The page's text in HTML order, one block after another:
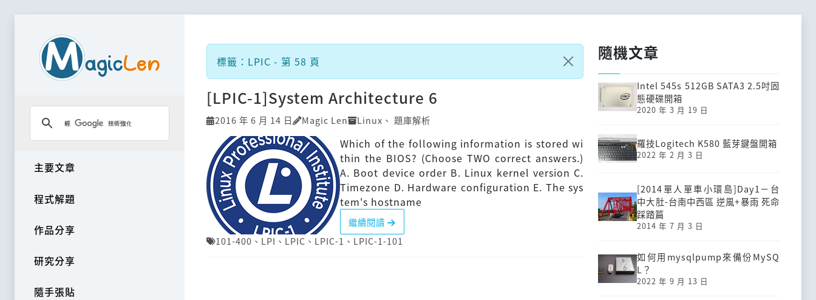
主要文章
程式解題
作品分享
研究分享
隨手張貼
標籤：LPIC - 第 58 頁
[LPIC-1]System Architecture 6
2016 年 6 月 14 日 Magic Len Linux 、 題庫解析
Which of the following information is stored wi
thin the BIOS? (Choose TWO correct answers.)
A. Boot device order B. Linux kernel version C.
Timezone D. Hardware configuration E. The sys
tem's hostname
繼續閱讀
101-400 、 LPI 、 LPIC 、 LPIC-1 、 LPIC-1-101
隨機文章
Intel 545s 512GB SATA3 2.5吋固
態硬碟開箱
2020 年 3 月 19 日
羅技Logitech K580 藍芽鍵盤開箱
2022 年 2 月 3 日
[2014單人單車小環島]Day1－台
中大肚-台南中西區 逆風+暴雨 死命
踩踏篇
2014 年 7 月 3 日
如何用mysqlpump來備份MySQ
L？
2022 年 9 月 13 日